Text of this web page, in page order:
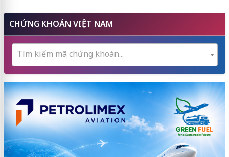
CHỨNG KHOÁN VIỆT NAM
Tìm kiếm mã chứng khoán...